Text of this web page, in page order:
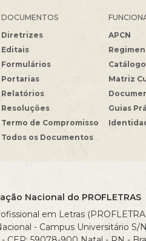
DOCUMENTOS
Diretrizes
Editais
Formulários
Portarias
Relatórios
Resoluções
Termo de Compromisso
Todos os Documentos
APCN
Matriz
Guias
Nacional do PROFLETRAS
em Letras
- Campus Universitário S/